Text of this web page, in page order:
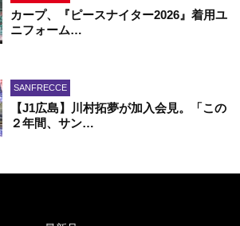
カープ、『ピースナイター2026』着用ユ
ニフォーム…
SANFRECCE
【J1広島】川村拓夢が加入会見。「この
２年間、サン…